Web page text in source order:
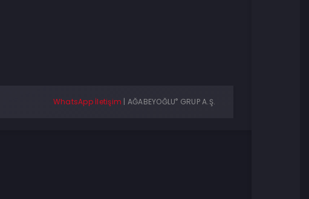
WhatsApp İletişim | AĞABEYOĞLU® GRUP A.Ş.